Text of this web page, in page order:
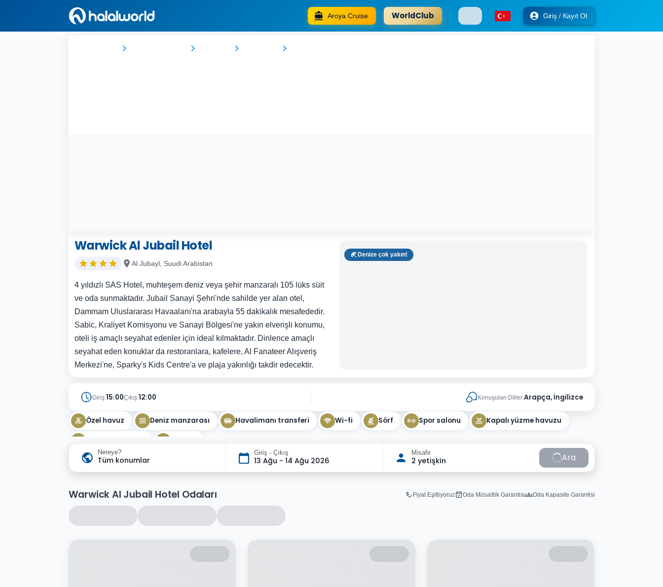
Aroya Cruise WorldClub Giriş / Kayıt Ol
Warwick Al Jubail Hotel
Al Jubayl, Suudi Arabistan
4 yıldızlı SAS Hotel, muhteşem deniz veya şehir manzaralı 105 lüks süit
ve oda sunmaktadır. Jubail Sanayi Şehri'nde sahilde yer alan otel,
Dammam Uluslararası Havaalanı'na arabayla 55 dakikalık mesafededir.
Sabic, Kraliyet Komisyonu ve Sanayi Bölgesi'ne yakın elverişli konumu,
oteli iş amaçlı seyahat edenler için ideal kılmaktadır. Dinlence amaçlı
seyahat eden konuklar da restoranlara, kafelere, Al Fanateer Alışveriş
Merkezi'ne, Sparky's Kids Centre'a ve plaja yakınlığı takdir edecektir.
Denize çok yakın!
Giriş:15:00Çıkış:12:00 Konuşulan Diller:Arapça, İngilizce
Özel havuz Deniz manzarası Havalimanı transferi Wi-fi Sörf Spor salonu Kapalı yüzme havuzu
Nereye?
Tüm konumlar
Giriş - Çıkış
13 Ağu - 14 Ağu 2026
Misafir
2 yetişkin Ara
Warwick Al Jubail Hotel Odaları Fiyat Eşitliyoruz Oda Müsaitlik Garantisi Oda Kapasite Garantisi